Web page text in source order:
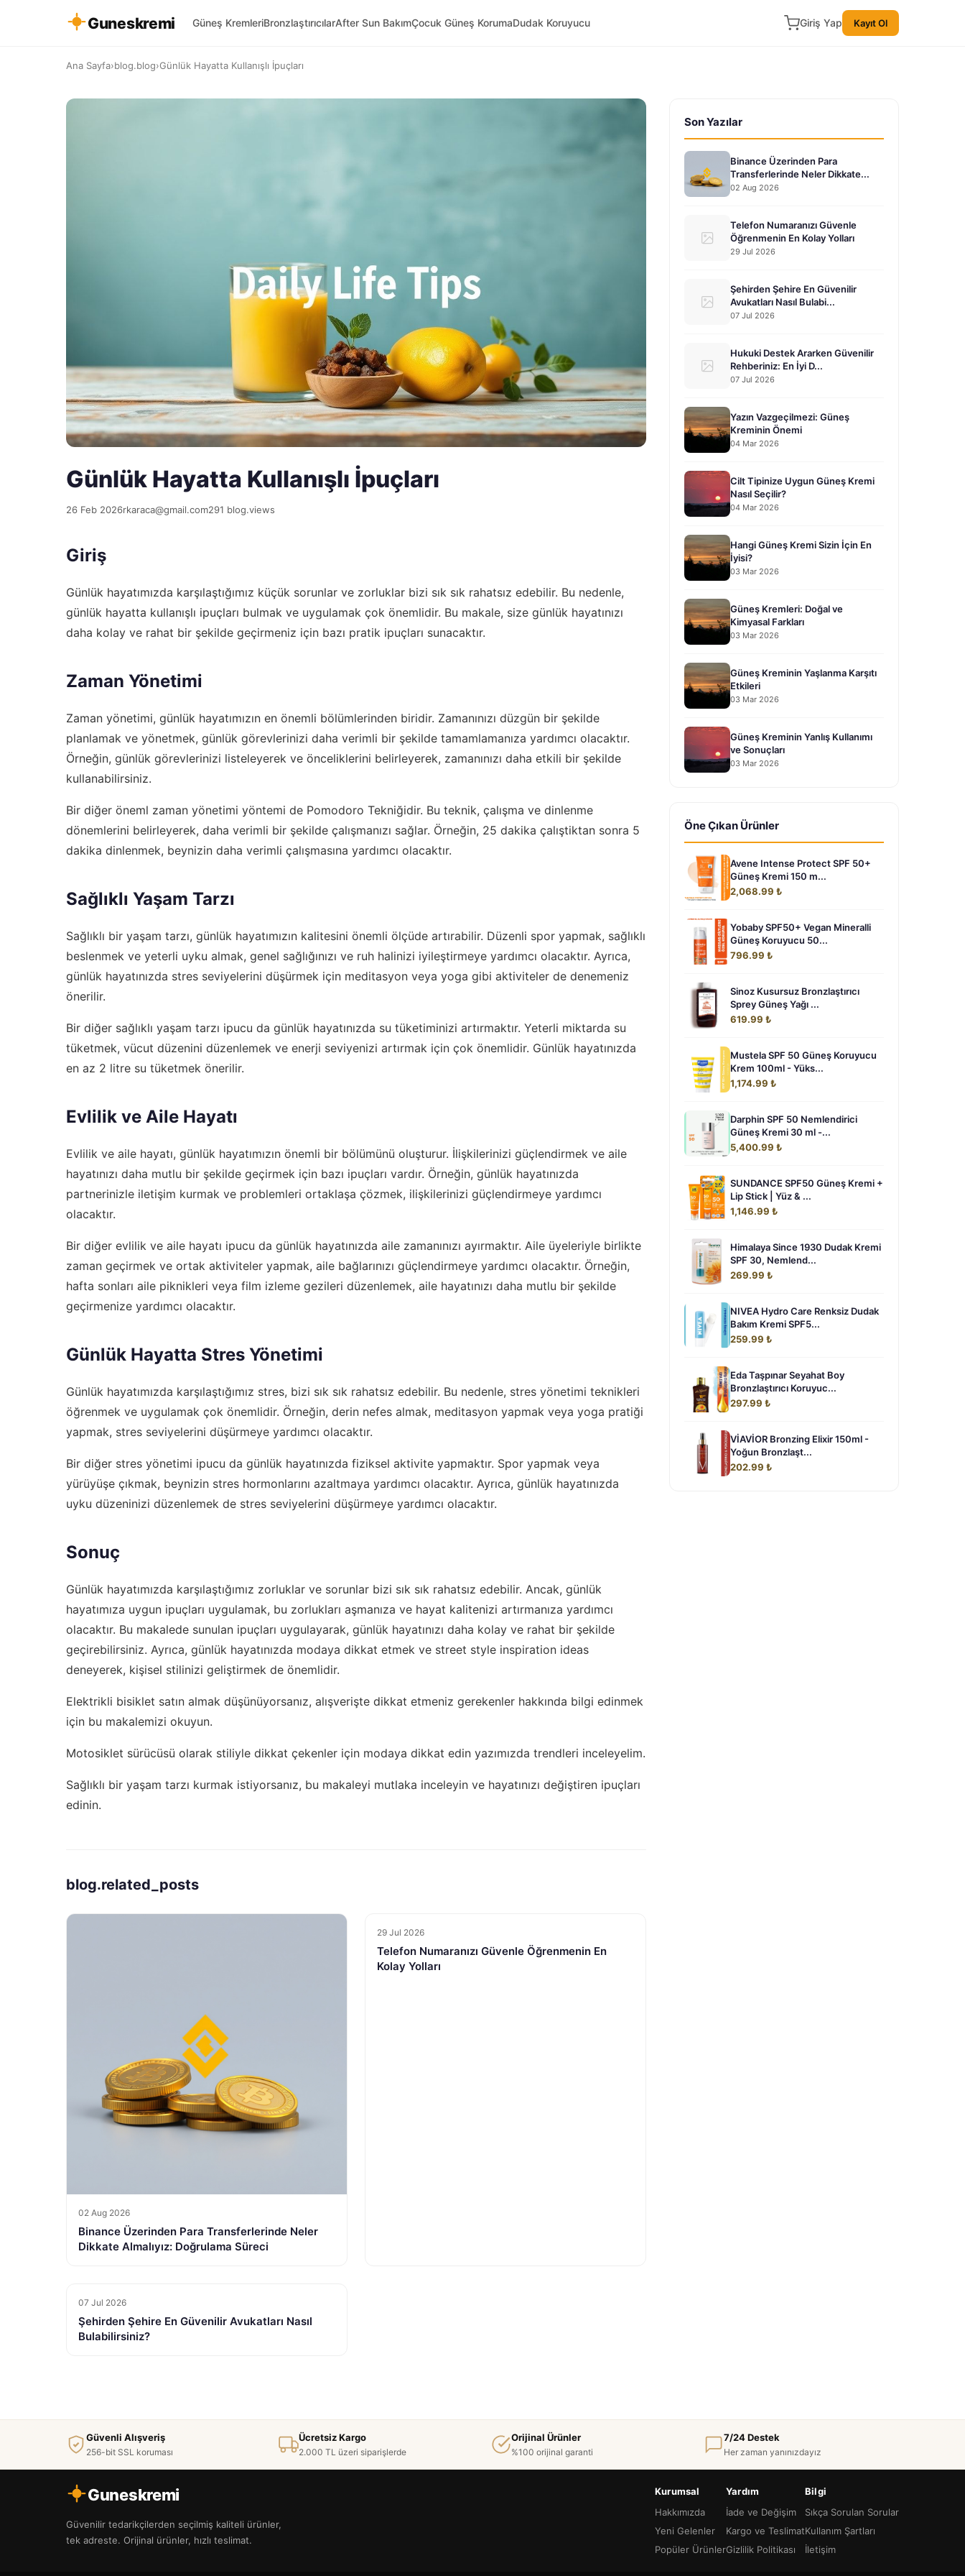
Guneskremi Güneş KremleriBronzlaştırıcılarAfter Sun BakımÇocuk Güneş KorumaDudak Koruyucu Giriş Yap Kayıt Ol
Ana Sayfa›blog.blog›Günlük Hayatta Kullanışlı İpuçları
Günlük Hayatta Kullanışlı İpuçları
26 Feb 2026rkaraca@gmail.com291 blog.views
Giriş
Günlük hayatımızda karşılaştığımız küçük sorunlar ve zorluklar bizi sık sık rahatsız edebilir. Bu nedenle,
günlük hayatta kullanışlı ipuçları bulmak ve uygulamak çok önemlidir. Bu makale, size günlük hayatınızı
daha kolay ve rahat bir şekilde geçirmeniz için bazı pratik ipuçları sunacaktır.
Zaman Yönetimi
Zaman yönetimi, günlük hayatımızın en önemli bölümlerinden biridir. Zamanınızı düzgün bir şekilde
planlamak ve yönetmek, günlük görevlerinizi daha verimli bir şekilde tamamlamanıza yardımcı olacaktır.
Örneğin, günlük görevlerinizi listeleyerek ve önceliklerini belirleyerek, zamanınızı daha etkili bir şekilde
kullanabilirsiniz.
Bir diğer öneml zaman yönetimi yöntemi de Pomodoro Tekniğidir. Bu teknik, çalışma ve dinlenme
dönemlerini belirleyerek, daha verimli bir şekilde çalışmanızı sağlar. Örneğin, 25 dakika çalıştiktan sonra 5
dakika dinlenmek, beynizin daha verimli çalışmasına yardımcı olacaktır.
Sağlıklı Yaşam Tarzı
Sağlıklı bir yaşam tarzı, günlük hayatımızın kalitesini önemli ölçüde artırabilir. Düzenli spor yapmak, sağlıklı
beslenmek ve yeterli uyku almak, genel sağlığınızı ve ruh halinizi iyileştirmeye yardımcı olacaktır. Ayrıca,
günlük hayatınızda stres seviyelerini düşürmek için meditasyon veya yoga gibi aktiviteler de denemeniz
önerilir.
Bir diğer sağlıklı yaşam tarzı ipucu da günlük hayatınızda su tüketiminizi artırmaktır. Yeterli miktarda su
tüketmek, vücut düzenini düzenlemek ve enerji seviyenizi artırmak için çok önemlidir. Günlük hayatınızda
en az 2 litre su tüketmek önerilir.
Evlilik ve Aile Hayatı
Evlilik ve aile hayatı, günlük hayatımızın önemli bir bölümünü oluşturur. İlişkilerinizi güçlendirmek ve aile
hayatınızı daha mutlu bir şekilde geçirmek için bazı ipuçları vardır. Örneğin, günlük hayatınızda
partnerinizle iletişim kurmak ve problemleri ortaklaşa çözmek, ilişkilerinizi güçlendirmeye yardımcı
olacaktır.
Bir diğer evlilik ve aile hayatı ipucu da günlük hayatınızda aile zamanınızı ayırmaktır. Aile üyeleriyle birlikte
zaman geçirmek ve ortak aktiviteler yapmak, aile bağlarınızı güçlendirmeye yardımcı olacaktır. Örneğin,
hafta sonları aile piknikleri veya film izleme gezileri düzenlemek, aile hayatınızı daha mutlu bir şekilde
geçirmenize yardımcı olacaktır.
Günlük Hayatta Stres Yönetimi
Günlük hayatımızda karşılaştığımız stres, bizi sık sık rahatsız edebilir. Bu nedenle, stres yönetimi teknikleri
öğrenmek ve uygulamak çok önemlidir. Örneğin, derin nefes almak, meditasyon yapmak veya yoga pratiği
yapmak, stres seviyelerini düşürmeye yardımcı olacaktır.
Bir diğer stres yönetimi ipucu da günlük hayatınızda fiziksel aktivite yapmaktır. Spor yapmak veya
yürüyüşe çıkmak, beynizin stres hormonlarını azaltmaya yardımcı olacaktır. Ayrıca, günlük hayatınızda
uyku düzeninizi düzenlemek de stres seviyelerini düşürmeye yardımcı olacaktır.
Sonuç
Günlük hayatımızda karşılaştığımız zorluklar ve sorunlar bizi sık sık rahatsız edebilir. Ancak, günlük
hayatımıza uygun ipuçları uygulamak, bu zorlukları aşmanıza ve hayat kalitenizi artırmanıza yardımcı
olacaktır. Bu makalede sunulan ipuçları uygulayarak, günlük hayatınızı daha kolay ve rahat bir şekilde
geçirebilirsiniz. Ayrıca, günlük hayatınızda modaya dikkat etmek ve street style inspiration ideas
deneyerek, kişisel stilinizi geliştirmek de önemlidir.
Elektrikli bisiklet satın almak düşünüyorsanız, alışverişte dikkat etmeniz gerekenler hakkında bilgi edinmek
için bu makalemizi okuyun.
Motosiklet sürücüsü olarak stiliyle dikkat çekenler için modaya dikkat edin yazımızda trendleri inceleyelim.
Sağlıklı bir yaşam tarzı kurmak istiyorsanız, bu makaleyi mutlaka inceleyin ve hayatınızı değiştiren ipuçları
edinin.
blog.related_posts
02 Aug 2026
Binance Üzerinden Para Transferlerinde Neler
Dikkate Almalıyız: Doğrulama Süreci
29 Jul 2026
Telefon Numaranızı Güvenle Öğrenmenin En
Kolay Yolları
07 Jul 2026
Şehirden Şehire En Güvenilir Avukatları Nasıl
Bulabilirsiniz?
Son Yazılar
Binance Üzerinden Para
Transferlerinde Neler Dikkate...
02 Aug 2026
Telefon Numaranızı Güvenle
Öğrenmenin En Kolay Yolları
29 Jul 2026
Şehirden Şehire En Güvenilir
Avukatları Nasıl Bulabi...
07 Jul 2026
Hukuki Destek Ararken Güvenilir
Rehberiniz: En İyi D...
07 Jul 2026
Yazın Vazgeçilmezi: Güneş
Kreminin Önemi
04 Mar 2026
Cilt Tipinize Uygun Güneş Kremi
Nasıl Seçilir?
04 Mar 2026
Hangi Güneş Kremi Sizin İçin En
İyisi?
03 Mar 2026
Güneş Kremleri: Doğal ve
Kimyasal Farkları
03 Mar 2026
Güneş Kreminin Yaşlanma Karşıtı
Etkileri
03 Mar 2026
Güneş Kreminin Yanlış Kullanımı
ve Sonuçları
03 Mar 2026
Öne Çıkan Ürünler
Avene Intense Protect SPF 50+
Güneş Kremi 150 m...
2,068.99 ₺
Yobaby SPF50+ Vegan Mineralli
Güneş Koruyucu 50...
796.99 ₺
Sinoz Kusursuz Bronzlaştırıcı
Sprey Güneş Yağı ...
619.99 ₺
Mustela SPF 50 Güneş Koruyucu
Krem 100ml - Yüks...
1,174.99 ₺
Darphin SPF 50 Nemlendirici
Güneş Kremi 30 ml -...
5,400.99 ₺
SUNDANCE SPF50 Güneş Kremi +
Lip Stick | Yüz & ...
1,146.99 ₺
Himalaya Since 1930 Dudak Kremi
SPF 30, Nemlend...
269.99 ₺
NIVEA Hydro Care Renksiz Dudak
Bakım Kremi SPF5...
259.99 ₺
Eda Taşpınar Seyahat Boy
Bronzlaştırıcı Koruyuc...
297.99 ₺
VİAVİOR Bronzing Elixir 150ml -
Yoğun Bronzlaşt...
202.99 ₺
Güvenli Alışveriş
256-bit SSL koruması
Ücretsiz Kargo
2.000 TL üzeri siparişlerde
Orijinal Ürünler
%100 orijinal garanti
7/24 Destek
Her zaman yanınızdayız
Guneskremi
Güvenilir tedarikçilerden seçilmiş kaliteli ürünler,
tek adreste. Orijinal ürünler, hızlı teslimat.
Kurumsal
Hakkımızda
Yeni Gelenler
Popüler Ürünler
Yardım
İade ve Değişim
Kargo ve Teslimat
Gizlilik Politikası
Bilgi
Sıkça Sorulan Sorular
Kullanım Şartları
İletişim